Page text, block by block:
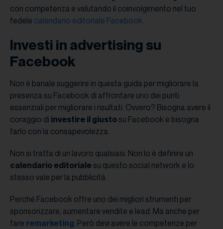
con competenza e valutando il coinvolgimento nel tuo
fedele calendario editoriale Facebook.
Investi in advertising su
Facebook
Non è banale suggerire in questa guida per migliorare la
presenza su Facebook di affrontare uno dei punti
essenziali per migliorare i risultati. Ovvero? Bisogna avere il
coraggio di investire il giustosu Facebook e bisogna
farlo con la consapevolezza.
Non si tratta di un lavoro qualsiasi. Non lo è definire un
calendario editorialesu questo social network e lo
stesso vale per la pubblicità.
Perché Facebook offre uno dei migliori strumenti per
sponsorizzare, aumentare vendite e lead. Ma anche per
fare remarketing. Però devi avere le competenze per